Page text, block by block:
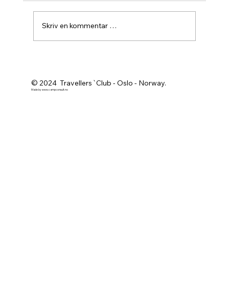
Skriv en kommentar …
© 2024 Travellers`Club - Oslo - Norway.
Made bywww.campconsult.no